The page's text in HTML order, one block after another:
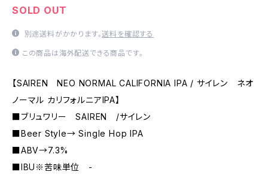
SOLD OUT
別途送料がかかります。送料を確認する
この商品は海外配送できる商品です。
【SAIREN NEO NORMAL CALIFORNIA IPA / サイレン ネオ
ノーマル カリフォルニアIPA】
■ブリュワリー SAIREN /サイレン
■Beer Style→ Single Hop IPA
■ABV→7.3%
■IBU※苦味単位 -